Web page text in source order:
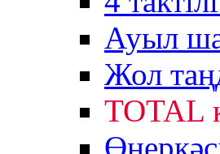
Ауыл
Жол
TOTAL